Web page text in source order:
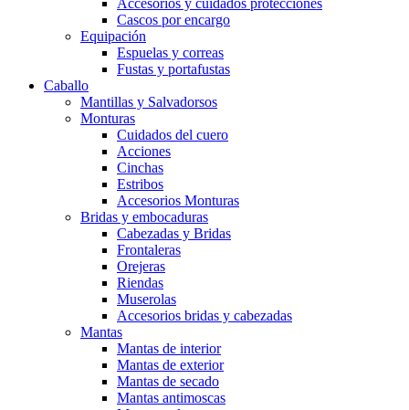
Accesorios y cuidados protecciones
Cascos por encargo
Equipación
Espuelas y correas
Fustas y portafustas
Caballo
Mantillas y Salvadorsos
Monturas
Cuidados del cuero
Acciones
Cinchas
Estribos
Accesorios Monturas
Bridas y embocaduras
Cabezadas y Bridas
Frontaleras
Orejeras
Riendas
Muserolas
Accesorios bridas y cabezadas
Mantas
Mantas de interior
Mantas de exterior
Mantas de secado
Mantas antimoscas